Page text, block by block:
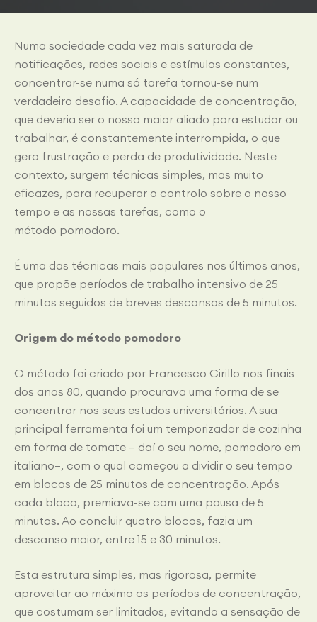
Numa sociedade cada vez mais saturada de
notificações, redes sociais e estímulos constantes,
concentrar-se numa só tarefa tornou-se num
verdadeiro desafio. A capacidade de concentração,
que deveria ser o nosso maior aliado para estudar ou
trabalhar, é constantemente interrompida, o que
gera frustração e perda de produtividade. Neste
contexto, surgem técnicas simples, mas muito
eficazes, para recuperar o controlo sobre o nosso
tempo e as nossas tarefas, como o
método pomodoro.
É uma das técnicas mais populares nos últimos anos,
que propõe períodos de trabalho intensivo de 25
minutos seguidos de breves descansos de 5 minutos.
Origem do método pomodoro
O método foi criado por Francesco Cirillo nos finais
dos anos 80, quando procurava uma forma de se
concentrar nos seus estudos universitários. A sua
principal ferramenta foi um temporizador de cozinha
em forma de tomate — daí o seu nome, pomodoro em
italiano—, com o qual começou a dividir o seu tempo
em blocos de 25 minutos de concentração. Após
cada bloco, premiava-se com uma pausa de 5
minutos. Ao concluir quatro blocos, fazia um
descanso maior, entre 15 e 30 minutos.
Esta estrutura simples, mas rigorosa, permite
aproveitar ao máximo os períodos de concentração,
que costumam ser limitados, evitando a sensação de